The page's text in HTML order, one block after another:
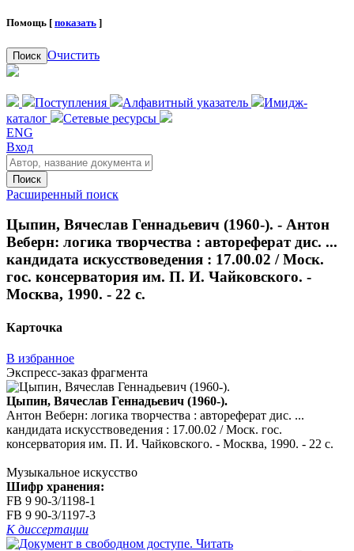
Помощь [ показать ]
Поиск Очистить
Поступления Алфавитный указатель
Имидж-
каталог
Сетевые ресурсы
ENG
Вход
Поиск
Расширенный поиск
Цыпин, Вячеслав Геннадьевич (1960-). - Антон
Веберн: логика творчества : автореферат дис. ...
кандидата искусствоведения : 17.00.02 / Моск.
гос. консерватория им. П. И. Чайковского. -
Москва, 1990. - 22 с.
Карточка
В избранное
Экспресс-заказ фрагмента
Цыпин, Вячеслав Геннадьевич (1960-).
Антон Веберн: логика творчества : автореферат дис. ...
кандидата искусствоведения : 17.00.02 / Моск. гос.
консерватория им. П. И. Чайковского. - Москва, 1990. - 22 с.
Музыкальное искусство
Шифр хранения:
FB 9 90-3/1198-1
FB 9 90-3/1197-3
К диссертации
Читать